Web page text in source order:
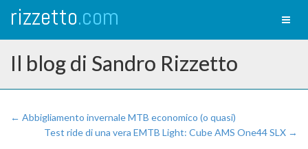
rizzetto.com
Il blog di Sandro Rizzetto
← Abbigliamento invernale MTB economico (o quasi)
Test ride di una vera EMTB Light: Cube AMS One44 SLX →